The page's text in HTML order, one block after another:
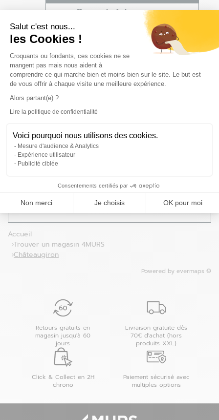
Salut c'est nous...
les Cookies !
Plateforme de Gestion du
Croquants ou fondants, ces cookies ne se
mangent pas mais nous aident à
comprendre ce qui marche bien et moins bien sur le site. Le but est
de vous offrir à chaque visite une meilleure expérience.
Alors partant(e) ?
Lire la politique de confidentialité
Voici pourquoi nous utilisons des cookies.
Mesure d'audience & Analytics
Expérience utilisateur
Publicité ciblée
Consentements certifiés par
Non merci Je choisis OK pour moi
Axeptio consent
Voir la fiche magasin
Définir comme magasin préféré
4
96.49
Angers - Saint-Barthélemy-
d'Anjou - Fermé
Rue Malmouche
49124 Saint Barthélemy d'Anjou
Fermé aujourd'hui
02 41 34 98 61
Voir la fiche magasin
Les magasins 4MURS dans les villes à proximité
Accueil
Trouver un magasin 4MURS
Châteaugiron
Powered by evermaps ©
Retours gratuits en
magasin jusqu'à 60
jours
Livraison gratuite dès
70€ d'achat (hors
produits XXL)
Click & Collect en 2H
chrono
Paiement sécurisé avec
multiples options